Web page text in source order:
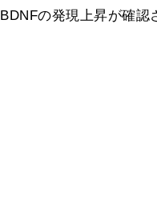
BDNFの発現上昇が確認